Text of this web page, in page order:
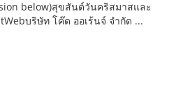
below)สุขสันต์วันคริสมาสและ
บริษัท โค๊ด ออเร้นจ์ จำกัด ...